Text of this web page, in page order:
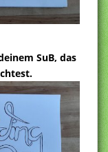
SuB, das